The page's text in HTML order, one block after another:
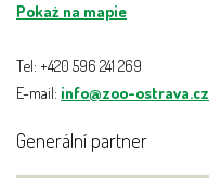
Pokaż na mapie
Tel: +420 596 241 269
E-mail: info@zoo-ostrava.cz
Generální partner